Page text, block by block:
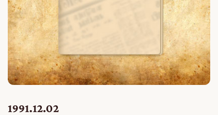
1991.12.02